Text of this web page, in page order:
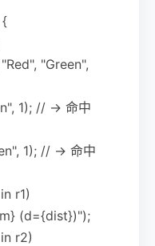
"Green",
1); // -> 命中
1); // -> 命中
r1)
(d={dist})");
r2)